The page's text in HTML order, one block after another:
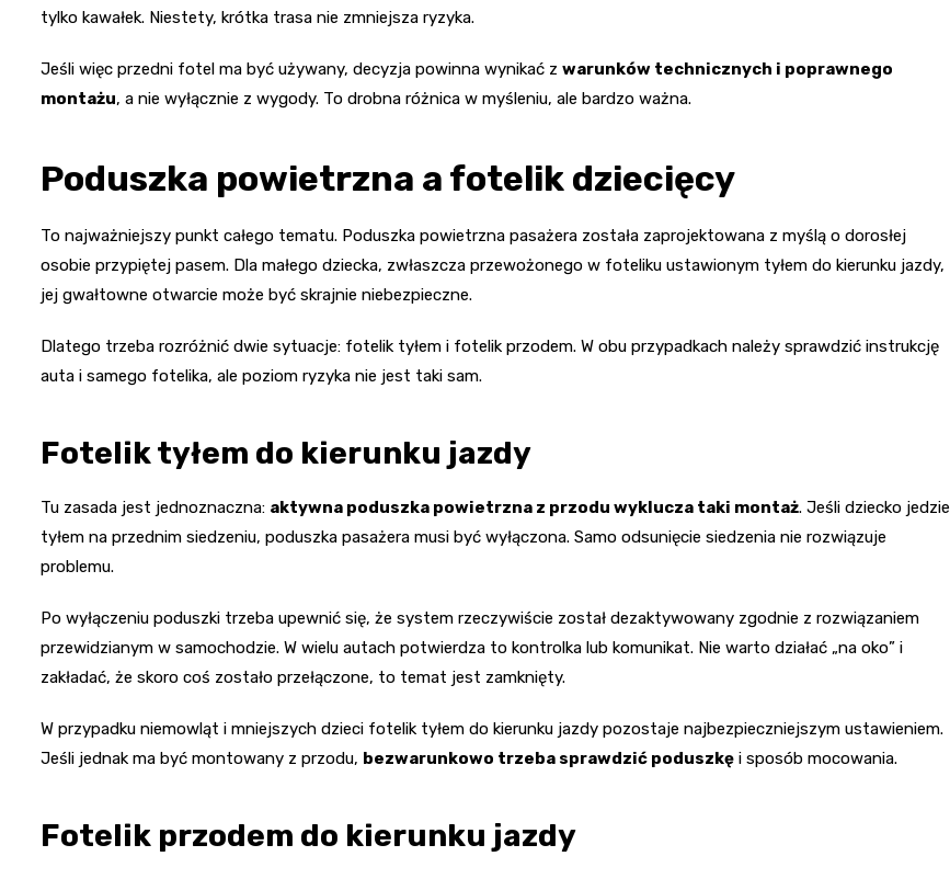
tylko kawałek. Niestety, krótka trasa nie zmniejsza ryzyka.
Jeśli więc przedni fotel ma być używany, decyzja powinna wynikać z warunków technicznych i poprawnego
montażu, a nie wyłącznie z wygody. To drobna różnica w myśleniu, ale bardzo ważna.
Poduszka powietrzna a fotelik dziecięcy
To najważniejszy punkt całego tematu. Poduszka powietrzna pasażera została zaprojektowana z myślą o dorosłej
osobie przypiętej pasem. Dla małego dziecka, zwłaszcza przewożonego w foteliku ustawionym tyłem do kierunku jazdy,
jej gwałtowne otwarcie może być skrajnie niebezpieczne.
Dlatego trzeba rozróżnić dwie sytuacje: fotelik tyłem i fotelik przodem. W obu przypadkach należy sprawdzić instrukcję
auta i samego fotelika, ale poziom ryzyka nie jest taki sam.
Fotelik tyłem do kierunku jazdy
Tu zasada jest jednoznaczna: aktywna poduszka powietrzna z przodu wyklucza taki montaż. Jeśli dziecko jedzie
tyłem na przednim siedzeniu, poduszka pasażera musi być wyłączona. Samo odsunięcie siedzenia nie rozwiązuje
problemu.
Po wyłączeniu poduszki trzeba upewnić się, że system rzeczywiście został dezaktywowany zgodnie z rozwiązaniem
przewidzianym w samochodzie. W wielu autach potwierdza to kontrolka lub komunikat. Nie warto działać „na oko” i
zakładać, że skoro coś zostało przełączone, to temat jest zamknięty.
W przypadku niemowląt i mniejszych dzieci fotelik tyłem do kierunku jazdy pozostaje najbezpieczniejszym ustawieniem.
Jeśli jednak ma być montowany z przodu, bezwarunkowo trzeba sprawdzić poduszkę i sposób mocowania.
Fotelik przodem do kierunku jazdy